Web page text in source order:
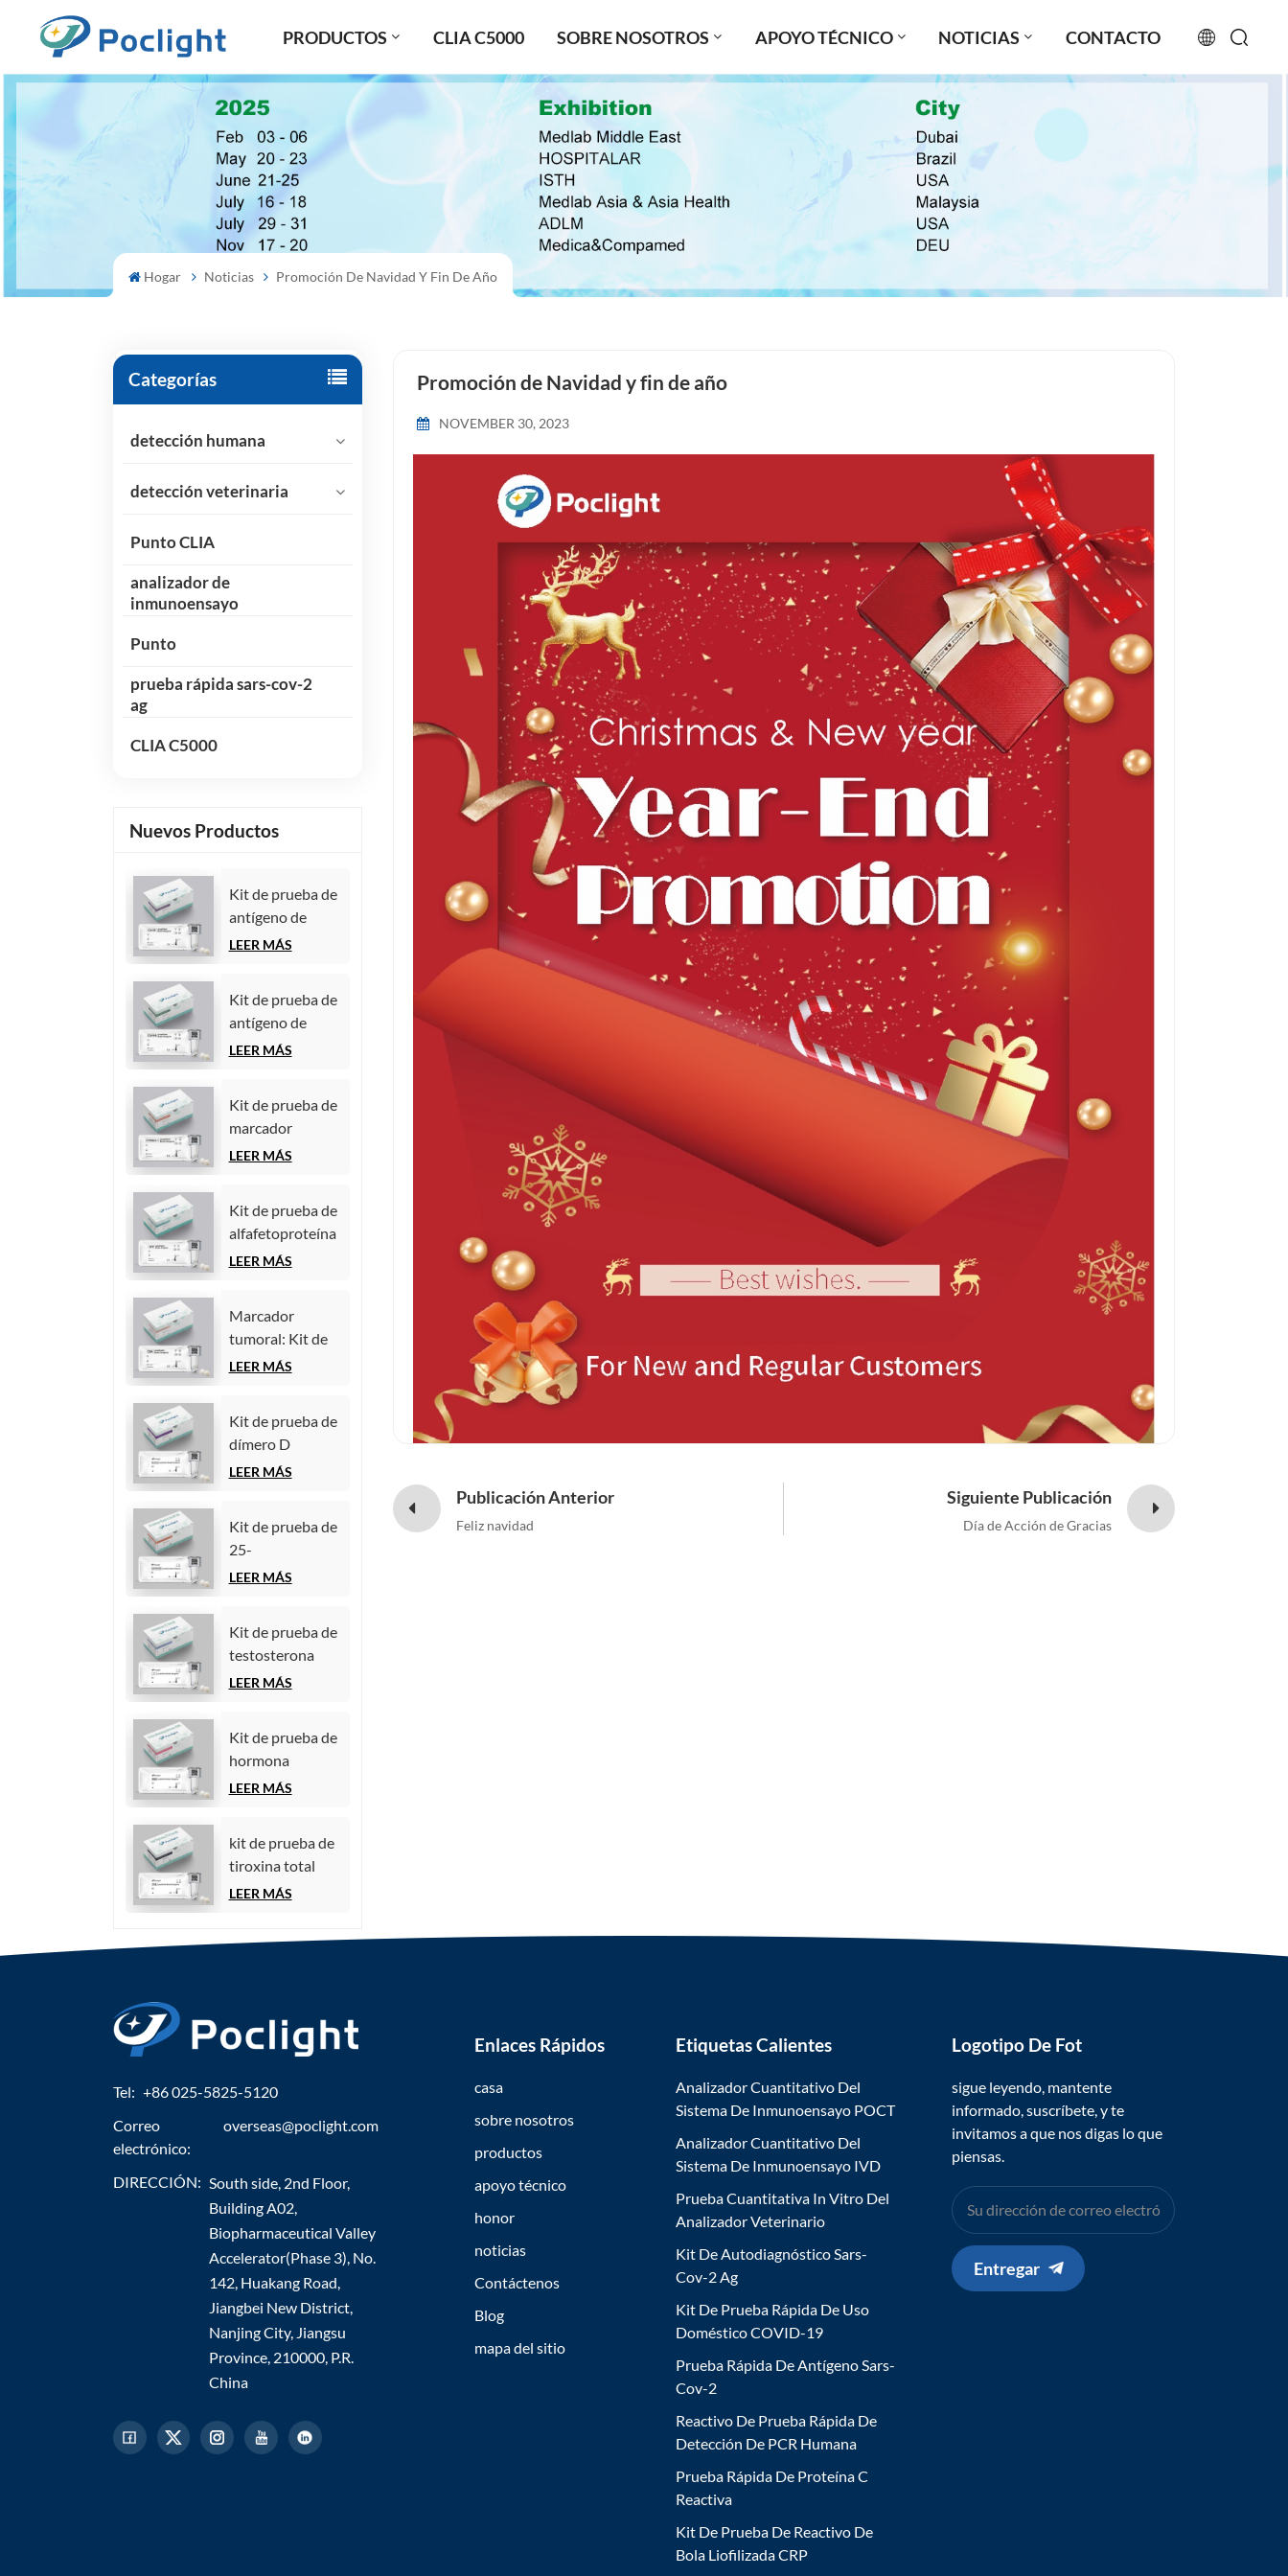
PRODUCTOS CLIA C5000 SOBRE NOSOTROS APOYO TÉCNICO NOTICIAS CONTACTO
español
português
हिंदी
Hogar Noticias Promoción De Navidad Y Fin De Año
Categorías
detección humana
detección veterinaria
Punto CLIA
analizador de
inmunoensayo
Punto
prueba rápida sars-cov-2
ag
CLIA C5000
Nuevos Productos
Kit de prueba de
antígeno de
carbohidratos
de
quimioluminiscencia
homogénea)
LEER MÁS
Kit de prueba de
antígeno de
carbohidratos
de
quimioluminiscencia
homogénea)
LEER MÁS
Kit de prueba de
marcador
tumoral
citoqueratina 19)
(inmunoensayo
de
homogénea)
LEER MÁS
Kit de prueba de
alfafetoproteína
(AFP) (marcador
de
quimioluminiscencia
homogénea)
LEER MÁS
Marcador
tumoral: Kit de
prueba de
(CEA)
(inmunoensayo
de
homogénea)
LEER MÁS
Kit de prueba de
dímero D
(inmunoensayo
homogénea)
LEER MÁS
Kit de prueba de
25-
hidroxivitamina
de
quimioluminiscencia
homogénea))
LEER MÁS
Kit de prueba de
testosterona
(inmunoensayo
LEER MÁS
Kit de prueba de
hormona
estimulante del
LEER MÁS
kit de prueba de
tiroxina total
(TT4)
LEER MÁS
Promoción de Navidad y fin de año
NOVEMBER 30, 2023
Publicación Anterior
Feliz navidad
Siguiente Publicación
Día de Acción de Gracias
Tel: +86 025-5825-5120
Correo
electrónico:
overseas@poclight.com
DIRECCIÓN: South side, 2nd Floor,
Building A02,
Biopharmaceutical Valley
Accelerator(Phase 3), No.
142, Huakang Road,
Jiangbei New District,
Nanjing City, Jiangsu
Province, 210000, P.R.
China
Enlaces Rápidos
casa
sobre nosotros
productos
apoyo técnico
honor
noticias
Contáctenos
Blog
mapa del sitio
Etiquetas Calientes
Analizador Cuantitativo Del
Sistema De Inmunoensayo POCT
Analizador Cuantitativo Del
Sistema De Inmunoensayo IVD
Prueba Cuantitativa In Vitro Del
Analizador Veterinario
Kit De Autodiagnóstico Sars-
Cov-2 Ag
Kit De Prueba Rápida De Uso
Doméstico COVID-19
Prueba Rápida De Antígeno Sars-
Cov-2
Reactivo De Prueba Rápida De
Detección De PCR Humana
Prueba Rápida De Proteína C
Reactiva
Kit De Prueba De Reactivo De
Bola Liofilizada CRP
Logotipo De Fot
sigue leyendo, mantente
informado, suscríbete, y te
invitamos a que nos digas lo que
piensas.
Entregar